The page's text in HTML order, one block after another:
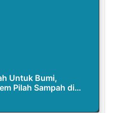
Untuk Bumi,
Pilah Sampah di